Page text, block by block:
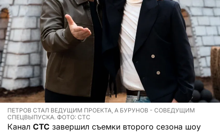
ПЕТРОВ СТАЛ ВЕДУЩИМ ПРОЕКТА, А БУРУНОВ - СОВЕДУЩИМ
СПЕЦВЫПУСКА. ФОТО: СТС
Канал СТС завершил съемки второго сезона шоу